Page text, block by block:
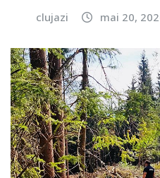
clujazi mai 20,